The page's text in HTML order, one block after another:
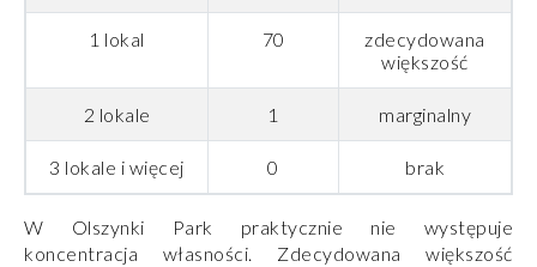
1 lokal 70
zdecydowana
większość
2 lokale 1 marginalny
3 lokale i więcej 0 brak
W Olszynki Park praktycznie nie występuje
koncentracja własności. Zdecydowana większość